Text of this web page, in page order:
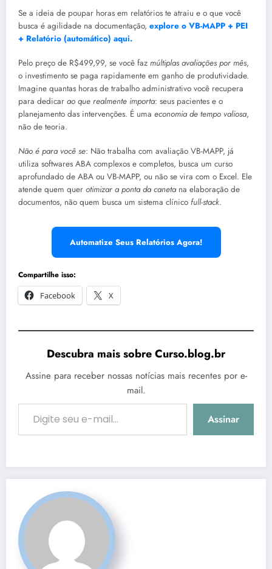
Se a ideia de poupar horas em relatórios te atraiu e o que você
busca é agilidade na documentação, explore o VB-MAPP + PEI
+ Relatório (automático) aqui.
Pelo preço de R$499,99, se você faz múltiplas avaliações por mês,
o investimento se paga rapidamente em ganho de produtividade.
Imagine quantas horas de trabalho administrativo você recupera
para dedicar ao que realmente importa: seus pacientes e o
planejamento das intervenções. É uma economia de tempo valiosa,
não de teoria.
Não é para você se: Não trabalha com avaliação VB-MAPP, já
utiliza softwares ABA complexos e completos, busca um curso
aprofundado de ABA ou VB-MAPP, ou não se vira com o Excel. Ele
atende quem quer otimizar a ponta da canetana elaboração de
documentos, não quem busca um sistema clínico full-stack.
Automatize Seus Relatórios Agora!
Compartilhe isso:
Facebook
X
Descubra mais sobre Curso.blog.br
Assine para receber nossas notícias mais recentes por e-
mail.
Digite seu e-mail…
Assinar